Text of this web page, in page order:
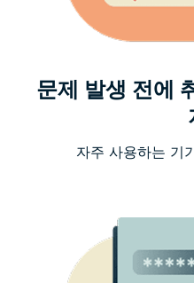
문제 발생 전에
자주 사용하는 기